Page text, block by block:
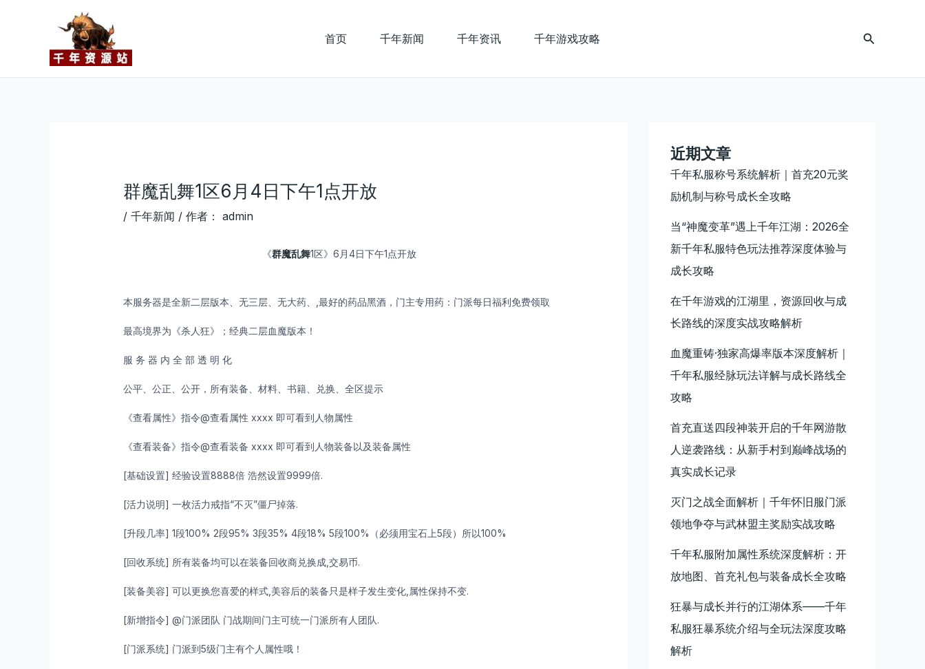
首页 千年新闻 千年资讯 千年游戏攻略
搜
群魔乱舞1区6月4日下午1点开放
/ 千年新闻 / 作者： admin
《群魔乱舞1区》6月4日下午1点开放
本服务器是全新二层版本、无三层、无大药、,最好的药品黑酒，门主专用药：门派每日福利免费领取
最高境界为《杀人狂》；经典二层血魔版本！
服 务 器 内 全 部 透 明 化
公平、公正、公开，所有装备、材料、书籍、兑换、全区提示
《查看属性》指令@查看属性 xxxx 即可看到人物属性
《查看装备》指令@查看装备 xxxx 即可看到人物装备以及装备属性
[基础设置] 经验设置8888倍 浩然设置9999倍.
[活力说明] 一枚活力戒指“不灭”僵尸掉落.
[升段几率] 1段100% 2段95% 3段35% 4段18% 5段100%（必须用宝石上5段）所以100%
[回收系统] 所有装备均可以在装备回收商兑换成,交易币.
[装备美容] 可以更换您喜爱的样式,美容后的装备只是样子发生变化,属性保持不变.
[新增指令] @门派团队 门战期间门主可统一门派所有人团队.
[门派系统] 门派到5级门主有个人属性哦！
navigation
近期文章
千年私服称号系统解析｜首充20元奖
励机制与称号成长全攻略
当“神魔变革”遇上千年江湖：2026全
新千年私服特色玩法推荐深度体验与
成长攻略
在千年游戏的江湖里，资源回收与成
长路线的深度实战攻略解析
血魔重铸·独家高爆率版本深度解析｜
千年私服经脉玩法详解与成长路线全
攻略
首充直送四段神装开启的千年网游散
人逆袭路线：从新手村到巅峰战场的
真实成长记录
灭门之战全面解析｜千年怀旧服门派
领地争夺与武林盟主奖励实战攻略
千年私服附加属性系统深度解析：开
放地图、首充礼包与装备成长全攻略
狂暴与成长并行的江湖体系——千年
私服狂暴系统介绍与全玩法深度攻略
解析